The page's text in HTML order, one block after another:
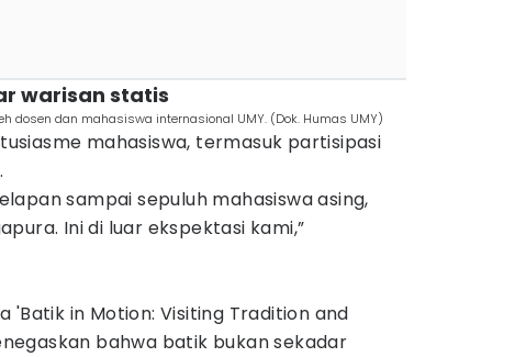
warisan statis
dosen dan mahasiswa internasional UMY. (Dok. Humas UMY)
mahasiswa, termasuk partisipasi
sampai sepuluh mahasiswa asing,
Ini di luar ekspektasi kami,”
'Batik in Motion: Visiting Tradition and
bahwa batik bukan sekadar